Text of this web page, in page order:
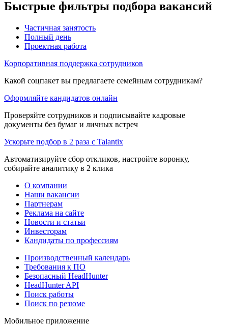
Быстрые фильтры подбора вакансий
Частичная занятость
Полный день
Проектная работа
Корпоративная поддержка сотрудников
Какой соцпакет вы предлагаете семейным сотрудникам?
Оформляйте кандидатов онлайн
Проверяйте сотрудников и подписывайте кадровые
документы без бумаг и личных встреч
Ускорьте подбор в 2 раза с Talantix
Автоматизируйте сбор откликов, настройте воронку,
собирайте аналитику в 2 клика
О компании
Наши вакансии
Партнерам
Реклама на сайте
Новости и статьи
Инвесторам
Кандидаты по профессиям
Производственный календарь
Требования к ПО
Безопасный HeadHunter
HeadHunter API
Поиск работы
Поиск по резюме
Мобильное приложение